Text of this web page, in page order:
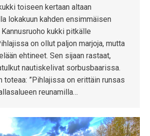
toiseen kertaan altaan
lokakuun kahden ensimmäisen
kukki pitkälle
on ollut paljon marjoja, mutta
ehtineet. Sen sijaan rastaat,
nautiskelivat sorbusbaarissa.
toteaa: ”Pihlajissa on erittäin runsas
reunamilla…